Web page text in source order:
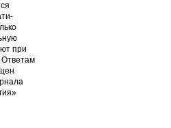
при
Ответам